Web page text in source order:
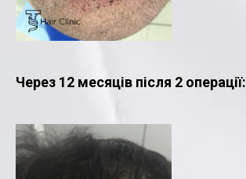
Через 12 месяців після 2 операції: